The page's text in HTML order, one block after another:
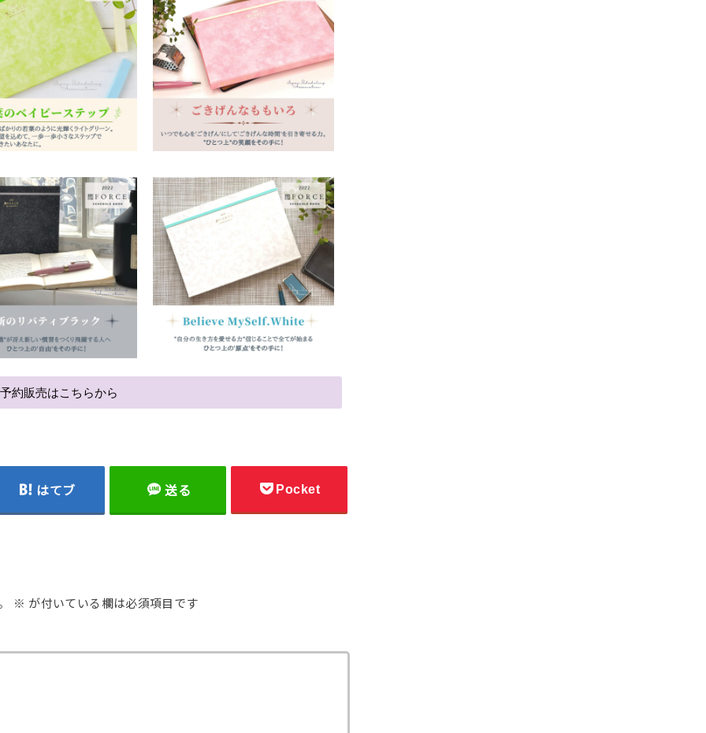
約販売はこちらから
はてブ 送る Pocket
※ が付いている欄は必須項目です